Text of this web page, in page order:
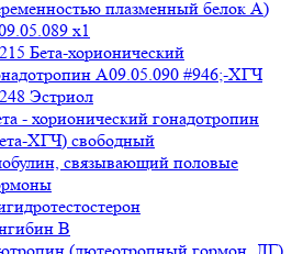
плазменный белок А)
x1
Бета-хорионический
А09.05.090 #946;-ХГЧ
Эстриол
- хорионический гонадотропин
ХГЧ) свободный
связывающий половые
В